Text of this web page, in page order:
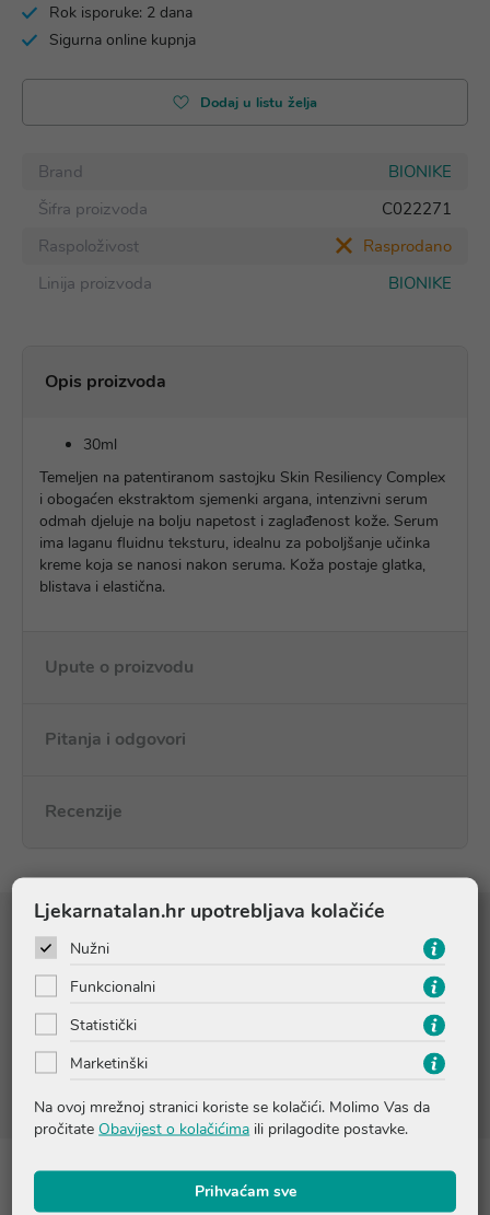
Rok isporuke: 2 dana
Sigurna online kupnja
Dodaj u listu želja
Brand
BIONIKE
Šifra proizvoda
C022271
Raspoloživost
Rasprodano
Linija proizvoda
BIONIKE
Opis proizvoda
30ml
Temeljen na patentiranom sastojku Skin Resiliency Complex
i obogaćen ekstraktom sjemenki argana, intenzivni serum
odmah djeluje na bolju napetost i zaglađenost kože. Serum
ima laganu fluidnu teksturu, idealnu za poboljšanje učinka
kreme koja se nanosi nakon seruma. Koža postaje glatka,
blistava i elastična.
Upute o proizvodu
Pitanja i odgovori
Recenzije
Patentirani sastojak Skin Resiliency Complex poboljšava
elastičnost kože i njezinu prirodnu sposobnost umanjivanja
učinaka uzrokovanih hormonskim promjenama. Ekstrakt sjemenki
argana djeluje na bolju napetost i zaglađenost kože.
Aminokiselina serin se polako otpušta kako bi se postigao
Proizvodi iz iste linije
Ljekarnatalan.hr upotrebljava kolačiće
Nužni
Funkcionalni
Statistički
Marketinški
Na ovoj mrežnoj stranici koriste se kolačići. Molimo Vas da
pročitate Obavijest o kolačićima ili prilagodite postavke.
Prihvaćam sve